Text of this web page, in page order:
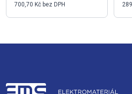
700,70 Kč bez DPH